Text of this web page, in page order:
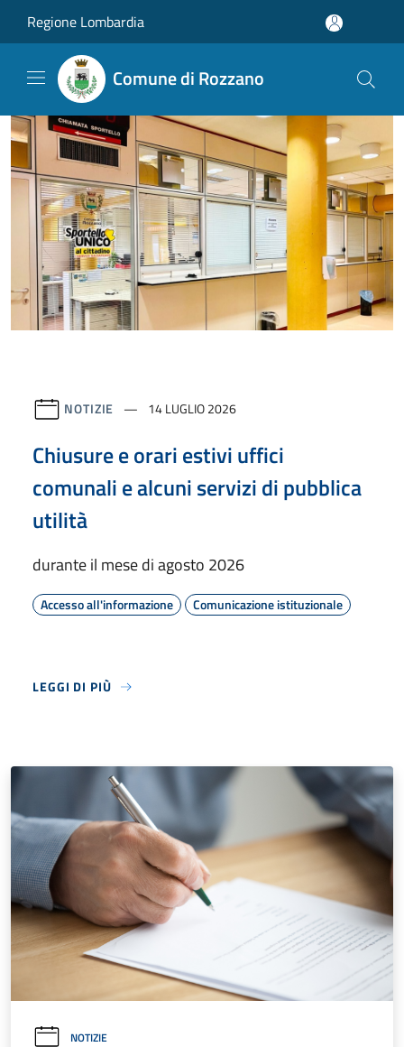
Regione Lombardia
Comune di Rozzano
NOTIZIE 14 LUGLIO 2026
Chiusure e orari estivi uffici
comunali e alcuni servizi di pubblica
utilità
durante il mese di agosto 2026
Accesso all'informazione Comunicazione istituzionale
LEGGI DI PIÙ
NOTIZIE